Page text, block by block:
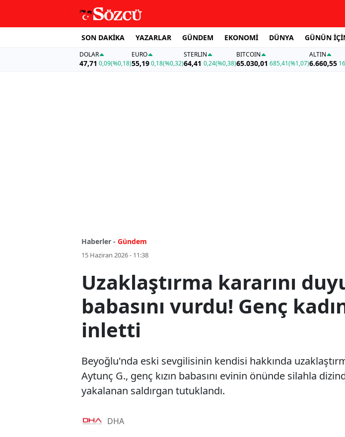
SON DAKİKA YAZARLAR GÜNDEM EKONOMİ DÜNYA GÜNÜN
DOLAR
47,71 0,09(%0,18)
EURO
55,19 0,18(%0,32)
STERLIN
64,41 0,24(%0,38)
BITCOIN
65.030,01 685,41(%1,07)
ALTIN
6.660,55
Haberler - Gündem
15 Haziran 2026 - 11:38
Uzaklaştırma kararını
babasını vurdu! Genç
inletti
Beyoğlu'nda eski sevgilisinin kendisi hakkında
Aytunç G., genç kızın babasını evinin önünde silahla
yakalanan saldırgan tutuklandı.
DHA